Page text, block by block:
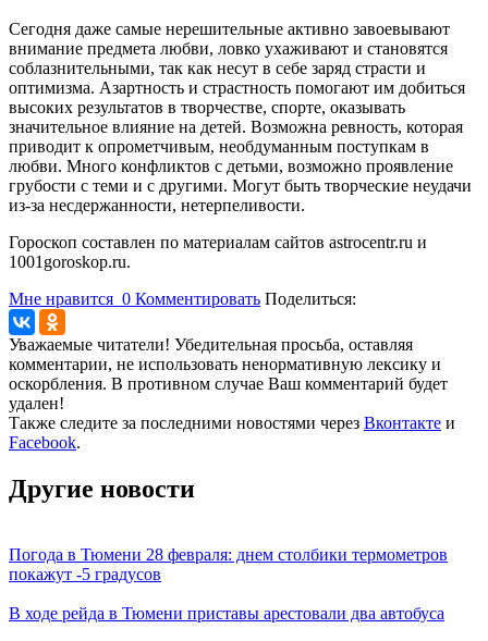
Сегодня даже самые нерешительные активно завоевывают
внимание предмета любви, ловко ухаживают и становятся
соблазнительными, так как несут в себе заряд страсти и
оптимизма. Азартность и страстность помогают им добиться
высоких результатов в творчестве, спорте, оказывать
значительное влияние на детей. Возможна ревность, которая
приводит к опрометчивым, необдуманным поступкам в
любви. Много конфликтов с детьми, возможно проявление
грубости с теми и с другими. Могут быть творческие неудачи
из-за несдержанности, нетерпеливости.
Гороскоп составлен по материалам сайтов astrocentr.ru и
1001goroskop.ru.
Мне нравится 0 Комментировать Поделиться:
Уважаемые читатели! Убедительная просьба, оставляя
комментарии, не использовать ненормативную лексику и
оскорбления. В противном случае Ваш комментарий будет
удален!
Также следите за последними новостями через Вконтакте и
Facebook.
Другие новости
Погода в Тюмени 28 февраля: днем столбики термометров
покажут -5 градусов
В ходе рейда в Тюмени приставы арестовали два автобуса